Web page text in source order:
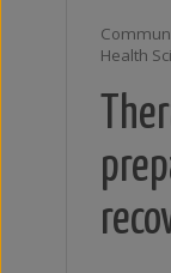
Health